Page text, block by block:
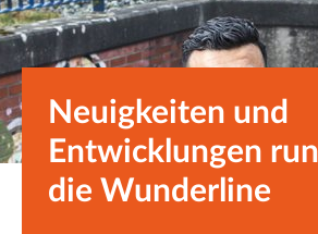
Neuigkeiten und
Entwicklungen
die Wunderline